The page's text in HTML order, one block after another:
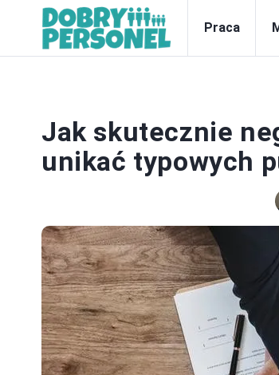
Praca
Jak skutecznie
unikać typowych